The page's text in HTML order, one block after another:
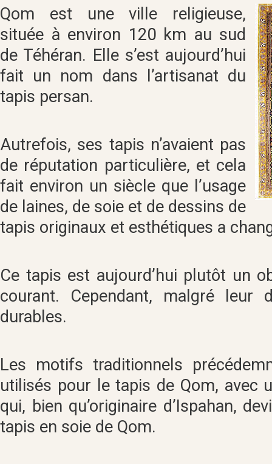
Qom est une ville religieuse,
située à environ 120 km au sud
de Téhéran. Elle s’est aujourd’hui
fait un nom dans l’artisanat du
tapis persan.
Autrefois, ses tapis n’avaient pas
de réputation particulière, et cela
fait environ un siècle que l’usage
de laines, de soie et de dessins de
tapis originaux et esthétiques a
Ce tapis est aujourd’hui plutôt un
courant. Cependant, malgré leur
durables.
Les motifs traditionnels
utilisés pour le tapis de Qom, avec
qui, bien qu’originaire d’Ispahan,
tapis en soie de Qom.